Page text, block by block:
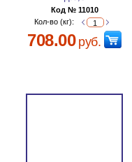
Код № 11010
Кол-во (кг):
708.00руб.